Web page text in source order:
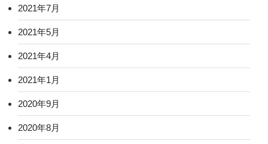
2021年7月
2021年5月
2021年4月
2021年1月
2020年9月
2020年8月